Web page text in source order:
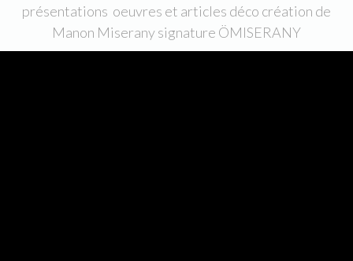
présentations oeuvres et articles déco création de
Manon Miserany signature ÖMISERANY